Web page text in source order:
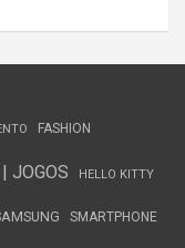
FASHION
JOGOS HELLO KITTY
SMARTPHONE